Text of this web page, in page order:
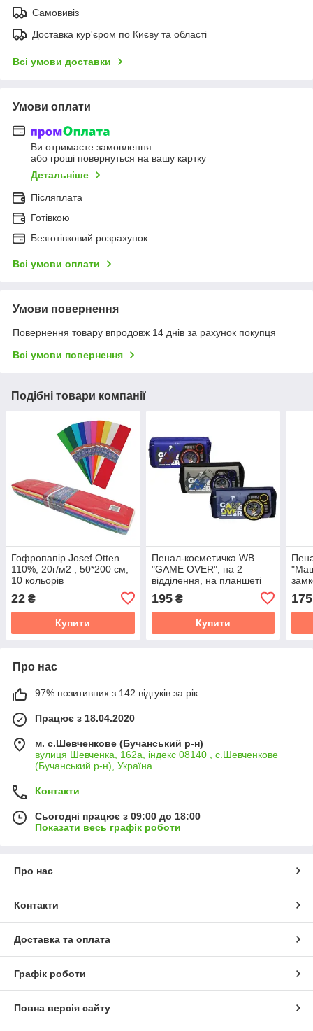
Самовивіз
Доставка кур'єром по Києву та області
Всі умови доставки
Умови оплати
Ви отримаєте замовлення
або гроші повернуться на вашу картку
Детальніше
Післяплата
Готівкою
Безготівковий розрахунок
Всі умови оплати
Умови повернення
Повернення товару впродовж 14 днів за рахунок покупця
Всі умови повернення
Подібні товари компанії
Гофропапір Josef Otten
110%, 20г/м2 , 50*200 см,
10 кольорів
22 ₴
Купити
Пенал-косметичка WB
"GAME OVER", на 2
відділення, на планшеті
195₴
Купити
175
Про нас
97% позитивних з 142 відгуків за рік
Працює з 18.04.2020
м. с.Шевченкове (Бучанський р-н)
вулиця Шевченка, 162а, індекс 08140 , с.Шевченкове
(Бучанський р-н), Україна
Контакти
Сьогодні працює з 09:00 до 18:00
Показати весь графік роботи
Про нас
Контакти
Доставка та оплата
Графік роботи
Повна версія сайту